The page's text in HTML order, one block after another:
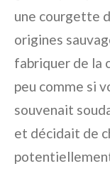
une courgette
origines
fabriquer de la
peu comme si
souvenait
et décidait de